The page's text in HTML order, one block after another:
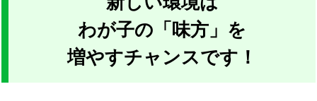
わが子の「味方」を
増やすチャンスです！